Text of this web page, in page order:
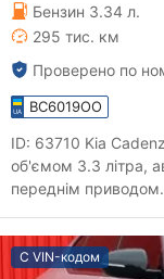
Бензин 3.34 л.
295 тис. км
Проверено по
BC6019OO
ID: 63710 Kia Cadenza 2013 року з бензиновим двигуном
об'ємом 3.3 літра,
переднім
С VIN-кодом